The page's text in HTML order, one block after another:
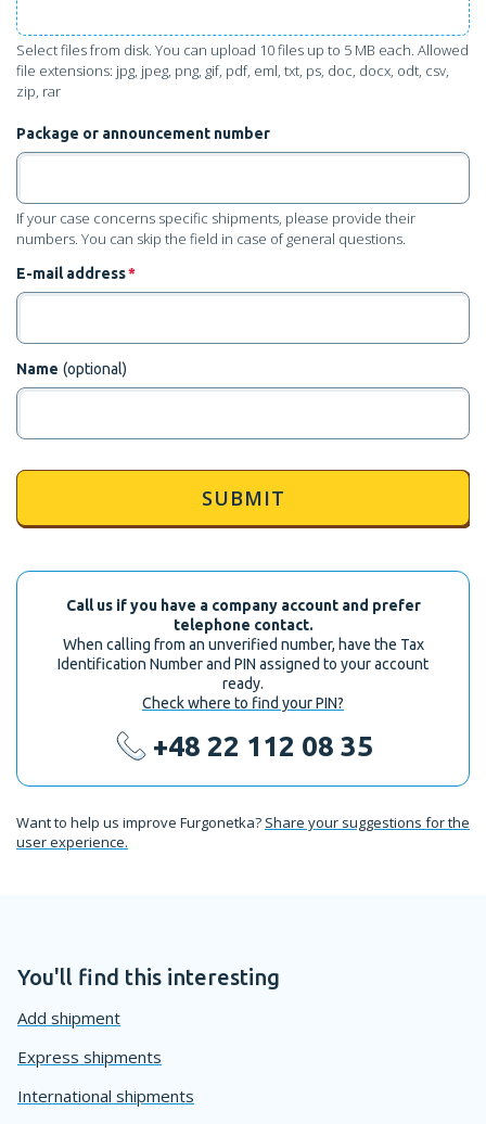
Select files from disk. You can upload 10 files up to 5 MB each. Allowed
file extensions: jpg, jpeg, png, gif, pdf, eml, txt, ps, doc, docx, odt, csv,
zip, rar
Package or announcement number
If your case concerns specific shipments, please provide their
numbers. You can skip the field in case of general questions.
E-mail address*
Name (optional)
SUBMIT
Call us if you have a company account and prefer
telephone contact.
When calling from an unverified number, have the Tax
Identification Number and PIN assigned to your account
ready.
Check where to find your PIN?
+48 22 112 08 35
Want to help us improve Furgonetka? Share your suggestions for the
user experience.
You'll find this interesting
Add shipment
Express shipments
International shipments